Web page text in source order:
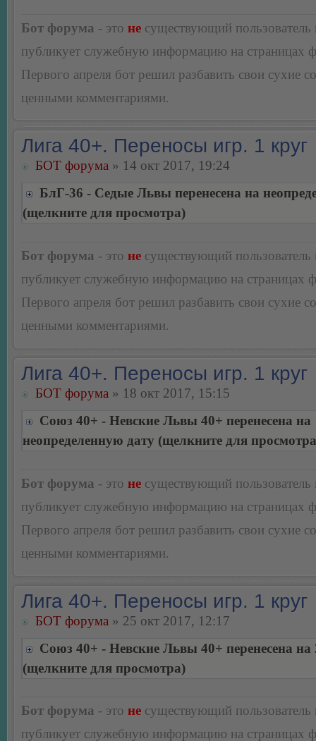
Бот форума - это не существующий пользователь
публикует служебную информацию на страницах
Первого апреля бот решил разбавить свои сухие
ценными комментариями.
Лига 40+. Переносы игр. 1 круг
БОТ форума » 14 окт 2017, 19:24
БлГ-36 - Седые Львы перенесена на
(щелкните для просмотра)
Бот форума - это не существующий пользователь
публикует служебную информацию на страницах
Первого апреля бот решил разбавить свои сухие
ценными комментариями.
Лига 40+. Переносы игр. 1 круг
БОТ форума » 18 окт 2017, 15:15
Союз 40+ - Невские Львы 40+ перенесена на
неопределенную дату (щелкните для
Бот форума - это не существующий пользователь
публикует служебную информацию на страницах
Первого апреля бот решил разбавить свои сухие
ценными комментариями.
Лига 40+. Переносы игр. 1 круг
БОТ форума » 25 окт 2017, 12:17
Союз 40+ - Невские Львы 40+ перенесена на
(щелкните для просмотра)
Бот форума - это не существующий пользователь
публикует служебную информацию на страницах